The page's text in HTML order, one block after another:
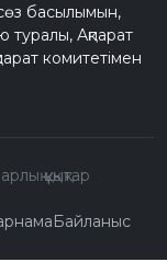
басылымын,
туралы, Ақпарат
комитетімен
құқықтар
Байланыс